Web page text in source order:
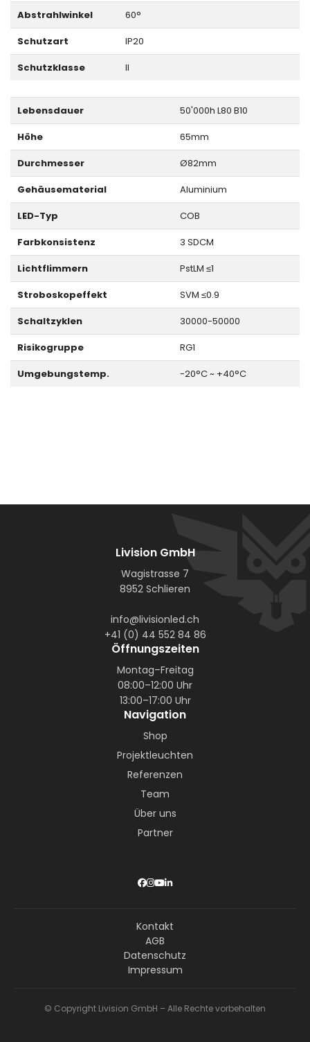
Abstrahlwinkel
60°
Schutzart
IP20
Schutzklasse
II
Lebensdauer
50'000h L80 B10
Höhe
65mm
Durchmesser
Ø82mm
Gehäusematerial
Aluminium
LED-Typ
COB
Farbkonsistenz
3 SDCM
Lichtflimmern
PstLM ≤1
Stroboskopeffekt
SVM ≤0.9
Schaltzyklen
30000-50000
Risikogruppe
RG1
Umgebungstemp.
-20°C ~ +40°C
Livision GmbH
Wagistrasse 7
8952 Schlieren
info@livisionled.ch
+41 (0) 44 552 84 86
Öffnungszeiten
Montag–Freitag
08:00–12:00 Uhr
13:00–17:00 Uhr
Navigation
Shop
Projektleuchten
Referenzen
Team
Über uns
Partner
Kontakt
AGB
Datenschutz
Impressum
© Copyright Livision GmbH – Alle Rechte vorbehalten